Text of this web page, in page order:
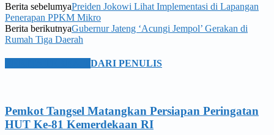
Berita sebelumyaPreiden Jokowi Lihat Implementasi di Lapangan
Penerapan PPKM Mikro
Berita berikutnyaGubernur Jateng ‘Acungi Jempol’ Gerakan di
Rumah Tiga Daerah
DARI PENULIS
Pemkot Tangsel Matangkan Persiapan Peringatan
HUT Ke-81 Kemerdekaan RI